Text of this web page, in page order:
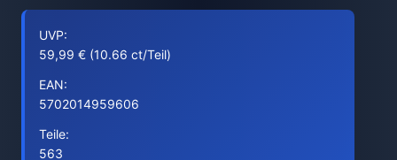
UVP:
59,99 € (10.66 ct/Teil)
EAN:
5702014959606
Teile:
563